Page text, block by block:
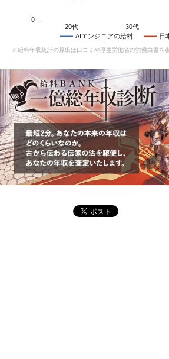
AIエンジニアの給料 日
20代 30代
0
※給料年収統計の算出は口コミや厚生労働省の労働白書を